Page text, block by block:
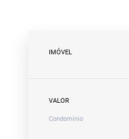
IMÓVEL
VALOR
Condomínio